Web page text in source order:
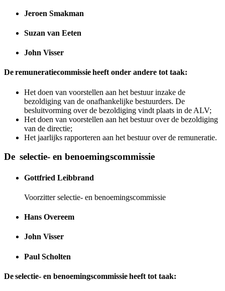
Jeroen Smakman
Suzan van Eeten
John Visser
De remuneratiecommissie heeft onder andere tot taak:
Het doen van voorstellen aan het bestuur inzake de
bezoldiging van de onafhankelijke bestuurders. De
besluitvorming over de bezoldiging vindt plaats in de ALV;
Het doen van voorstellen aan het bestuur over de bezoldiging
van de directie;
Het jaarlijks rapporteren aan het bestuur over de remuneratie.
De selectie- en benoemingscommissie
Gottfried Leibbrand
Voorzitter selectie- en benoemingscommissie
Hans Overeem
John Visser
Paul Scholten
De selectie- en benoemingscommissie heeft tot taak: